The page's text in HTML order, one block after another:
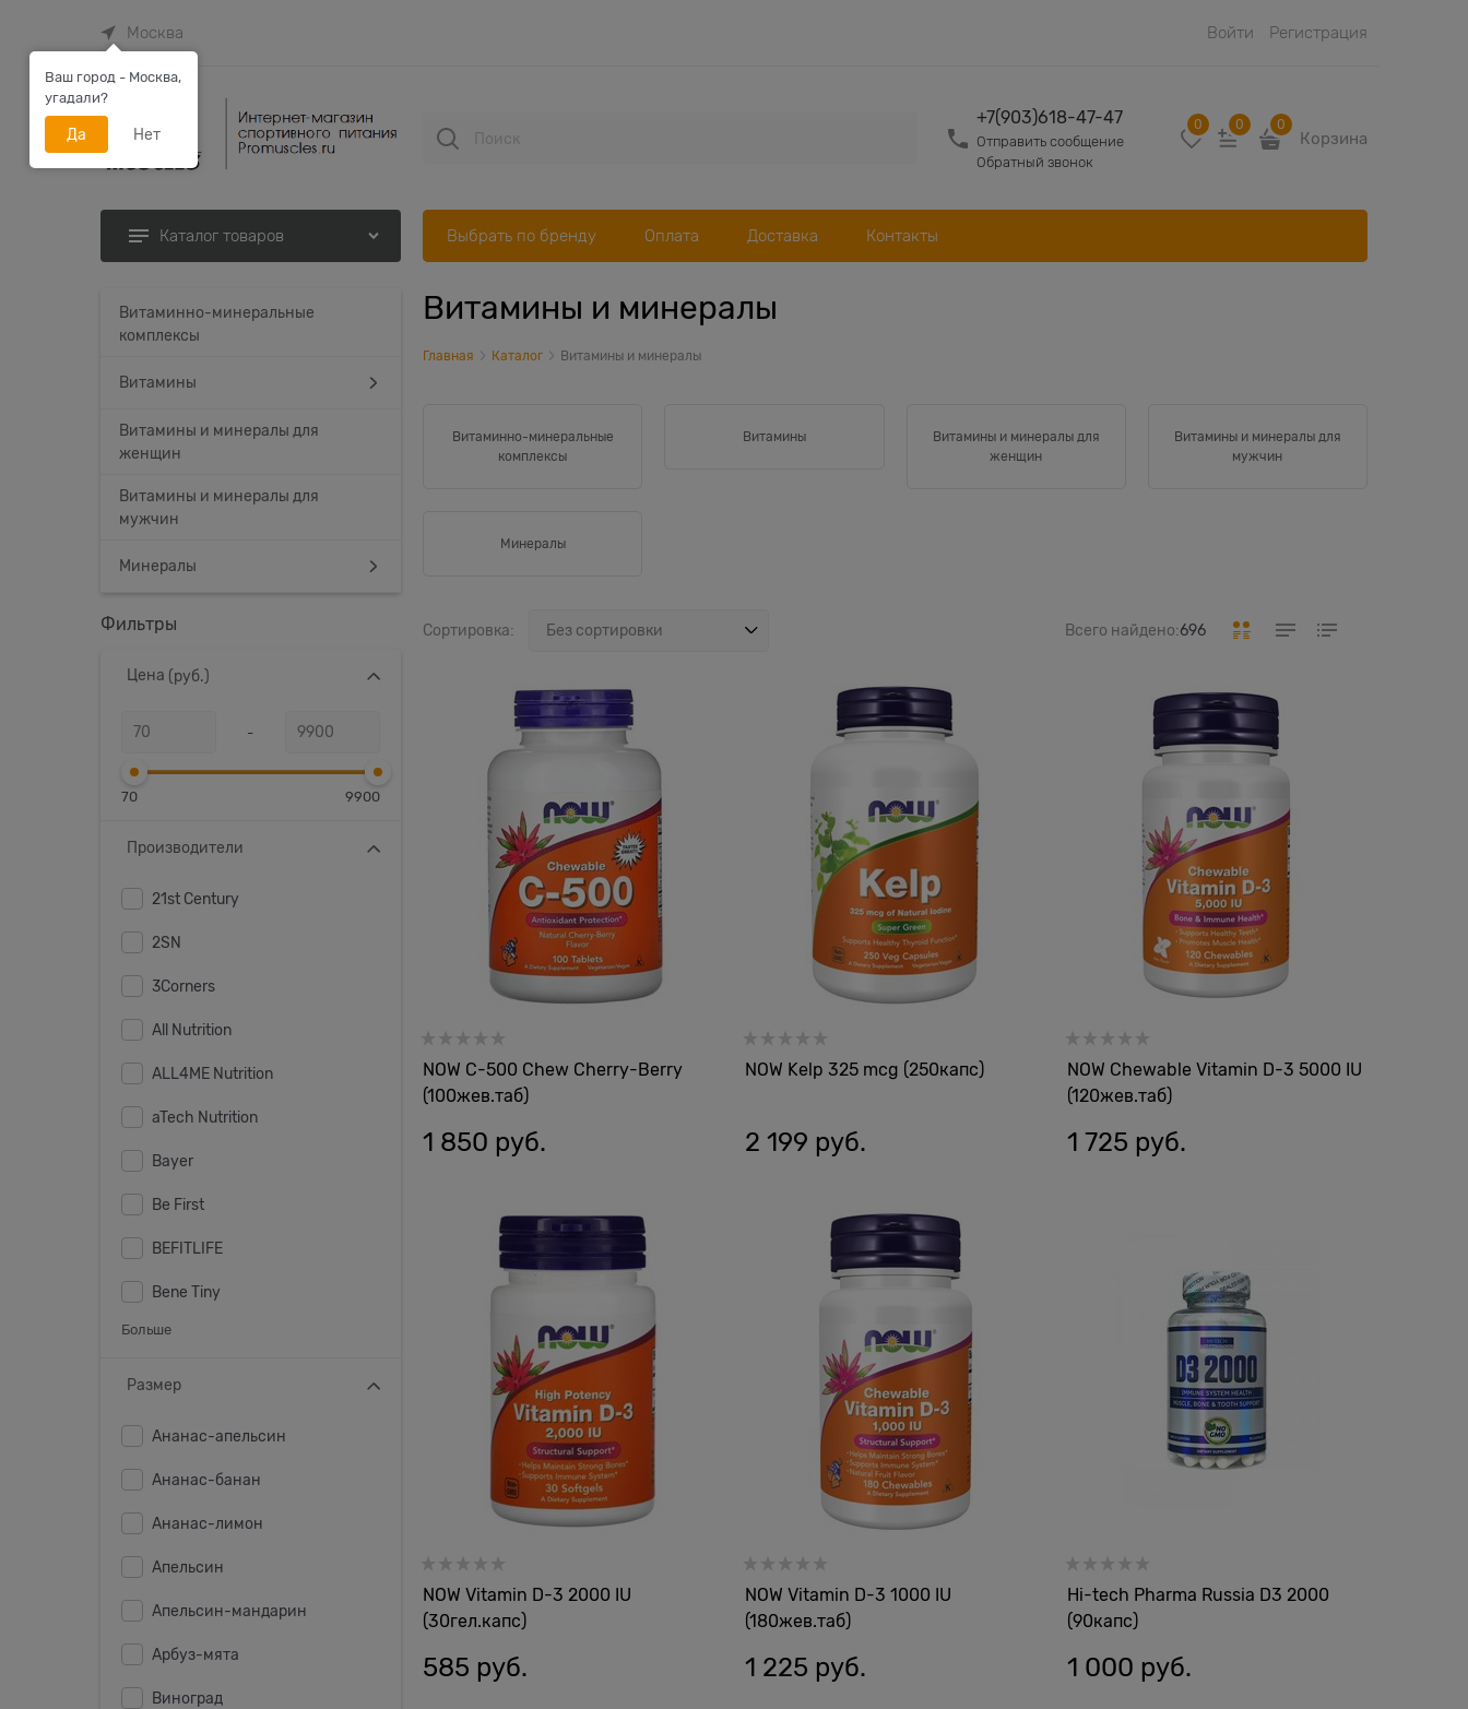
Москва Войти Регистрация
+7(903)618-47-47
Отправить сообщение
Обратный звонок
0 0 0
Корзина
Каталог товаров Выбрать по бренду Оплата Доставка Контакты
Витаминно-минеральные
комплексы
Витамины
Витамины и минералы для
женщин
Витамины и минералы для
мужчин
Минералы
Фильтры
Цена (руб.)
-
70 9900
Производители
21st Century
2SN
3Corners
All Nutrition
ALL4ME Nutrition
aTech Nutrition
Bayer
Be First
BEFITLIFE
Bene Tiny
Больше
Размер
Ананас-апельсин
Ананас-банан
Ананас-лимон
Апельсин
Апельсин-мандарин
Арбуз-мята
Виноград
Витамины и минералы
Главная Каталог Витамины и минералы
Витаминно-минеральные
комплексы
Витамины
Витамины и минералы для
женщин
Витамины и минералы для
мужчин
Минералы
Сортировка: Всего найдено:696
NOW C-500 Chew Cherry-Berry
(100жев.таб)
1 850 руб.
NOW Kelp 325 mcg (250капс)
2 199 руб.
NOW Chewable Vitamin D-3 5000 IU
(120жев.таб)
1 725 руб.
NOW Vitamin D-3 2000 IU
(30гел.капс)
585 руб.
NOW Vitamin D-3 1000 IU
(180жев.таб)
1 225 руб.
Hi-tech Pharma Russia D3 2000
(90капс)
1 000 руб.
Ваш город - Москва,
угадали?
Да Нет